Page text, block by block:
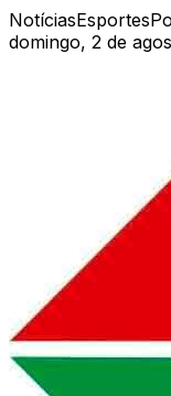
NotíciasEsportes
domingo, 2 de